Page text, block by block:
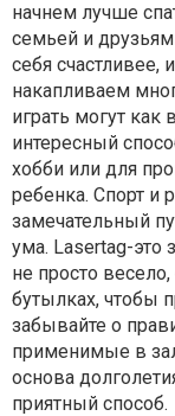
начнем лучше
семьей и
себя
накапливаем
играть могут
интересный
хобби или для
ребенка. Спорт и
замечательный
ума. Lasertag-это
не просто
бутылках, чтобы
забывайте о
применимые в
основа
приятный способ.